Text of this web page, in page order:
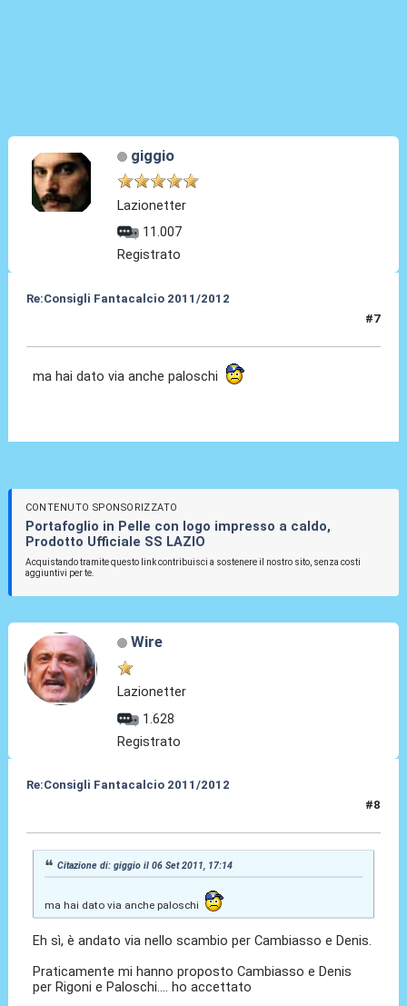
giggio
Lazionetter
11.007
Registrato
Re:Consigli Fantacalcio 2011/2012
#7
ma hai dato via anche paloschi
CONTENUTO SPONSORIZZATO
Portafoglio in Pelle con logo impresso a caldo,
Prodotto Ufficiale SS LAZIO
Acquistando tramite questo link contribuisci a sostenere il nostro sito, senza costi
aggiuntivi per te.
Wire
Lazionetter
1.628
Registrato
Re:Consigli Fantacalcio 2011/2012
#8
Citazione di: giggio il 06 Set 2011, 17:14
ma hai dato via anche paloschi
Eh sì, è andato via nello scambio per Cambiasso e Denis.
Praticamente mi hanno proposto Cambiasso e Denis
per Rigoni e Paloschi.... ho accettato